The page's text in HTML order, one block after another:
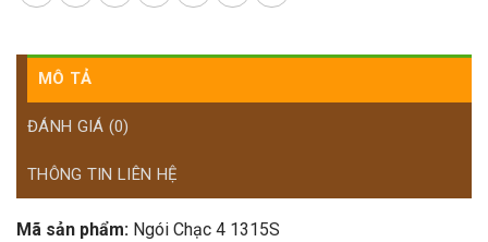
MÔ TẢ
ĐÁNH GIÁ (0)
THÔNG TIN LIÊN HỆ
Mã sản phẩm: Ngói Chạc 4 1315S